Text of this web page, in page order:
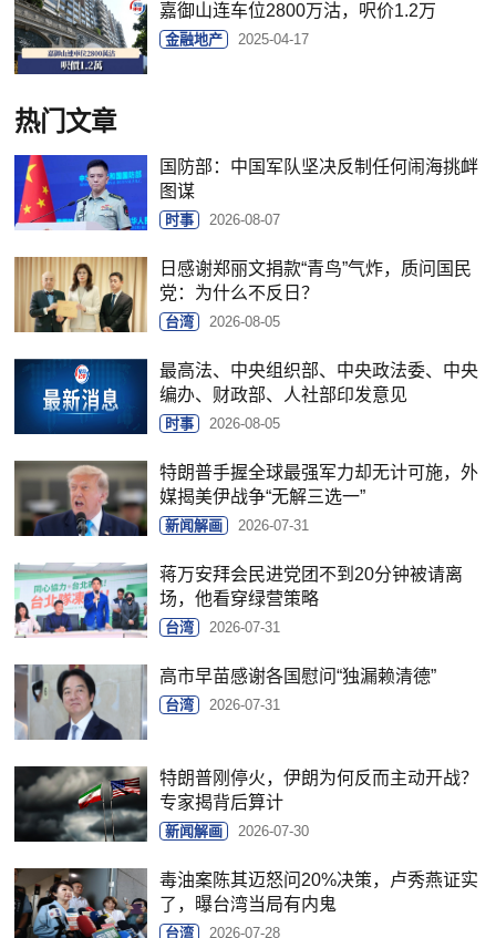
嘉御山连车位2800万沽，呎价1.2万
金融地产 2025-04-17
热门文章
国防部：中国军队坚决反制任何闹海挑衅
图谋
时事 2026-08-07
日感谢郑丽文捐款“青鸟”气炸，质问国民
党：为什么不反日？
台湾 2026-08-05
最高法、中央组织部、中央政法委、中央
编办、财政部、人社部印发意见
时事 2026-08-05
特朗普手握全球最强军力却无计可施，外
媒揭美伊战争“无解三选一”
新闻解画 2026-07-31
蒋万安拜会民进党团不到20分钟被请离
场，他看穿绿营策略
台湾 2026-07-31
高市早苗感谢各国慰问“独漏赖清德”
台湾 2026-07-31
特朗普刚停火，伊朗为何反而主动开战？
专家揭背后算计
新闻解画 2026-07-30
毒油案陈其迈怒问20%决策，卢秀燕证实
了，曝台湾当局有内鬼
台湾 2026-07-28